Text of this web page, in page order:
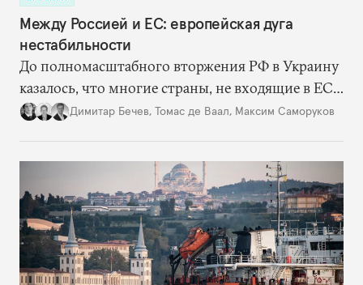
Между Россией и ЕС: европейская дуга
нестабильности
До полномасштабного вторжения РФ в Украину
казалось, что многие страны, не входящие в ЕС
и НАТО, навсегда останутся в серой зоне между
могут двигаться по пути евроатлантической
интеграции, наращивая сотрудничество с
Европейским союзом и США. Впрочем, на этом
пути остается множество препятствий
Димитар Бечев, Томас де Ваал, Максим Саморуков